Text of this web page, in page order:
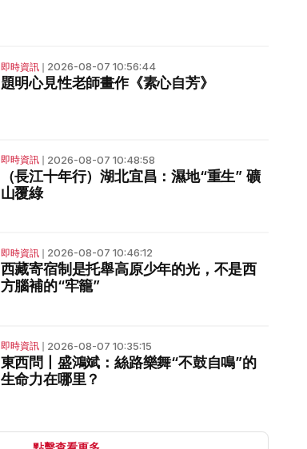
即時資訊❘ 2026-08-07 10:56:44
題明心見性老師畫作《素心自芳》
即時資訊❘ 2026-08-07 10:48:58
（長江十年行）湖北宜昌：濕地“重生” 礦
山覆綠
即時資訊❘ 2026-08-07 10:46:12
西藏寄宿制是托舉高原少年的光，不是西
方腦補的“牢籠”
即時資訊❘ 2026-08-07 10:35:15
東西問丨盛鴻斌：絲路樂舞“不鼓自鳴”的
生命力在哪里？